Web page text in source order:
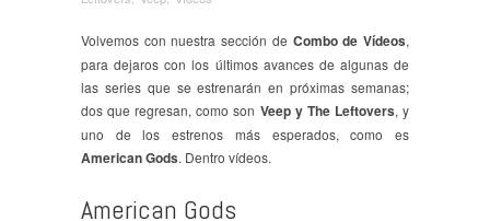
Volvemos con nuestra sección de Combo de Vídeos,
para dejaros con los últimos avances de algunas de
las series que se estrenarán en próximas semanas;
dos que regresan, como son Veep y The Leftovers, y
uno de los estrenos más esperados, como es
American Gods. Dentro vídeos.
American Gods